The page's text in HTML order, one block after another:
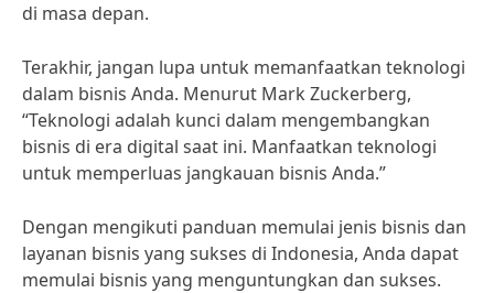
di masa depan.
Terakhir, jangan lupa untuk memanfaatkan teknologi
dalam bisnis Anda. Menurut Mark Zuckerberg,
“Teknologi adalah kunci dalam mengembangkan
bisnis di era digital saat ini. Manfaatkan teknologi
untuk memperluas jangkauan bisnis Anda.”
Dengan mengikuti panduan memulai jenis bisnis dan
layanan bisnis yang sukses di Indonesia, Anda dapat
memulai bisnis yang menguntungkan dan sukses.